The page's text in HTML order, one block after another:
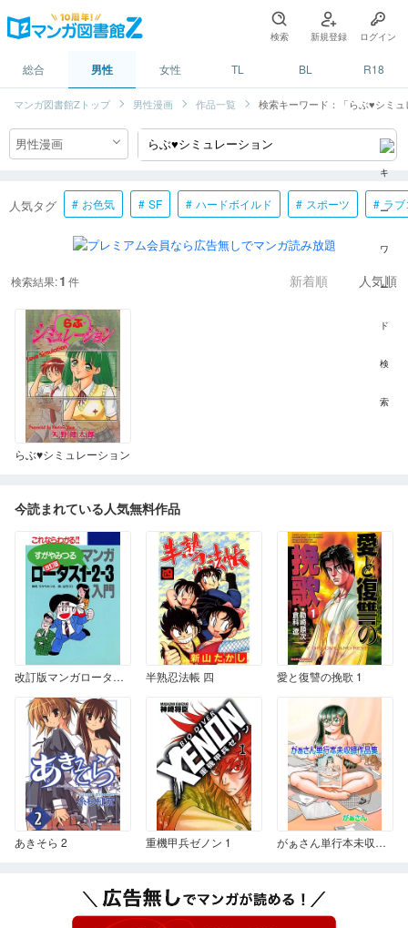
検索 新規登録 ログイン
総合 男性 女性 TL BL R18
マンガ図書館Zトップ 男性漫画 作品一覧 検索キーワード：「らぶ♥シミ
人気タグ お色気 SF ハードボイルド スポーツ ラ
検索結果:1 件 新着順 人気順
らぶ♥シミュレーション
今読まれている人気無料作品
改訂版マンガロータス1-2-3入門 半熟忍法帳 四 愛と復讐の挽歌 1
あきそら 2 重機甲兵ゼノン 1 がぁさん単行本未収録作品集